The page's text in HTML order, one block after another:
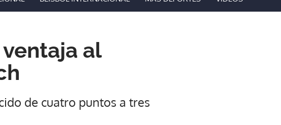
al
de cuatro puntos a tres